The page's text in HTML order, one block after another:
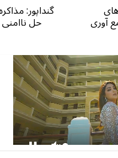
گنداپور:
حل ناامنی آوری